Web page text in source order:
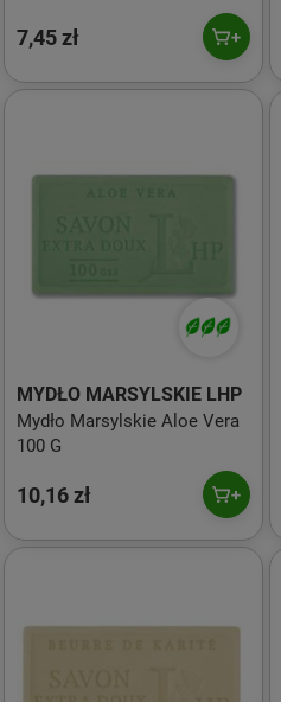
7,45 zł
MYDŁO MARSYLSKIE LHP
Mydło Marsylskie Aloe Vera
100 G
10,16 zł